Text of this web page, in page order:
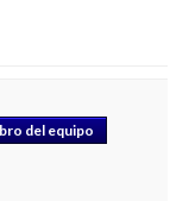
del equipo